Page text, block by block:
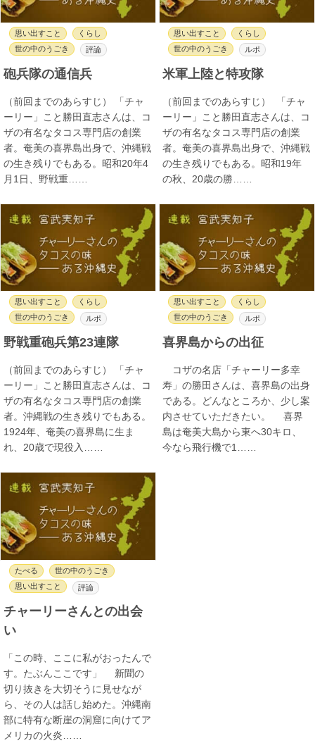
思い出すこと
くらし
世の中のうごき
評論
砲兵隊の通信兵
（前回までのあらすじ） 「チャ
ーリー」こと勝田直志さんは、コ
ザの有名なタコス専門店の創業
者。奄美の喜界島出身で、沖縄戦
の生き残りでもある。昭和20年4
月1日、野戦重……
思い出すこと
くらし
世の中のうごき
ルポ
米軍上陸と特攻隊
（前回までのあらすじ） 「チャ
ーリー」こと勝田直志さんは、コ
ザの有名なタコス専門店の創業
者。奄美の喜界島出身で、沖縄戦
の生き残りでもある。昭和19年
の秋、20歳の勝……
思い出すこと
くらし
世の中のうごき
ルポ
野戦重砲兵第23連隊
（前回までのあらすじ） 「チャ
ーリー」こと勝田直志さんは、コ
ザの有名なタコス専門店の創業
者。沖縄戦の生き残りでもある。
1924年、奄美の喜界島に生ま
れ、20歳で現役入……
思い出すこと
くらし
世の中のうごき
ルポ
喜界島からの出征
コザの名店「チャーリー多幸
寿」の勝田さんは、喜界島の出身
である。どんなところか、少し案
内させていただきたい。 喜界
島は奄美大島から東へ30キロ、
今なら飛行機で1……
たべる
世の中のうごき
思い出すこと
評論
チャーリーさんとの出会
い
「この時、ここに私がおったんで
す。たぶんここです」 新聞の
切り抜きを大切そうに見せなが
ら、その人は話し始めた。沖縄南
部に特有な断崖の洞窟に向けてア
メリカの火炎……